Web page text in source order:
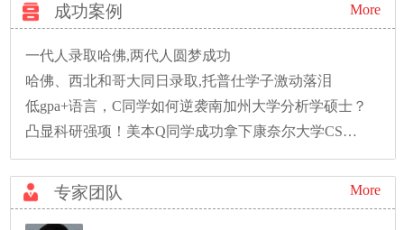
成功案例 More
一代人录取哈佛,两代人圆梦成功
哈佛、西北和哥大同日录取,托普仕学子激动落泪
低gpa+语言，C同学如何逆袭南加州大学分析学硕士？
凸显科研强项！美本Q同学成功拿下康奈尔大学CS硕士录取！
专家团队 More